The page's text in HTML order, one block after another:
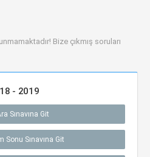
Bize çıkmış soruları
- 2019
Sınavına Git
Sonu Sınavına Git